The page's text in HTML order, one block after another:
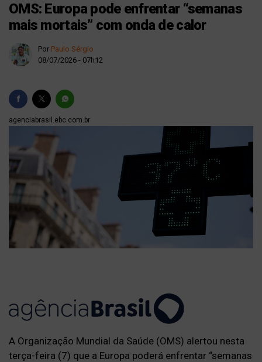
OMS: Europa pode enfrentar “semanas
mais mortais” com onda de calor
Por Paulo Sérgio
08/07/2026 - 07h12
agenciabrasil.ebc.com.br
A Organização Mundial da Saúde (OMS) alertou nesta
terça-feira (7) que a Europa poderá enfrentar “semanas